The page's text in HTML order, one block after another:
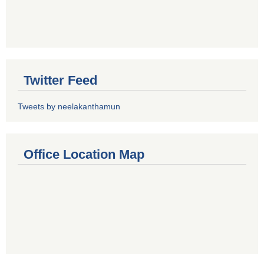
Twitter Feed
Tweets by neelakanthamun
Office Location Map